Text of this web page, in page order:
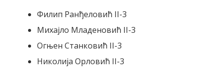
Филип Ранђеловић II-3
Михајло Младеновић II-3
Огњен Станковић II-3
Николија Орловић II-3